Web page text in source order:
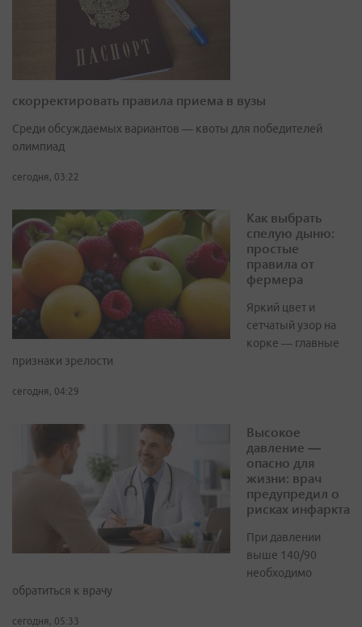
скорректировать правила приема в вузы
Среди обсуждаемых вариантов — квоты для победителей
олимпиад
сегодня, 03:22
Как выбрать
спелую дыню:
простые
правила от
фермера
Яркий цвет и
сетчатый узор на
корке — главные
признаки зрелости
сегодня, 04:29
Высокое
давление —
опасно для
жизни: врач
предупредил о
рисках инфаркта
При давлении
выше 140/90
необходимо
обратиться к врачу
сегодня, 05:33